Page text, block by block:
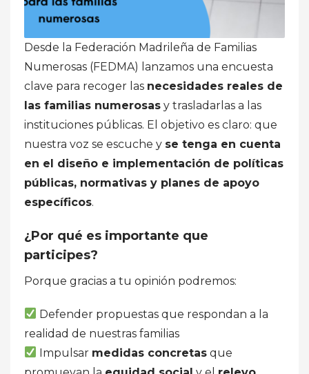
Desde la Federación Madrileña de Familias
Numerosas (FEDMA) lanzamos una encuesta
clave para recoger las necesidades reales de
las familias numerosas y trasladarlas a las
instituciones públicas. El objetivo es claro: que
nuestra voz se escuche y se tenga en cuenta
en el diseño e implementación de políticas
públicas, normativas y planes de apoyo
específicos.
¿Por qué es importante que
participes?
Porque gracias a tu opinión podremos:
Defender propuestas que respondan a la
realidad de nuestras familias
Impulsar medidas concretas que